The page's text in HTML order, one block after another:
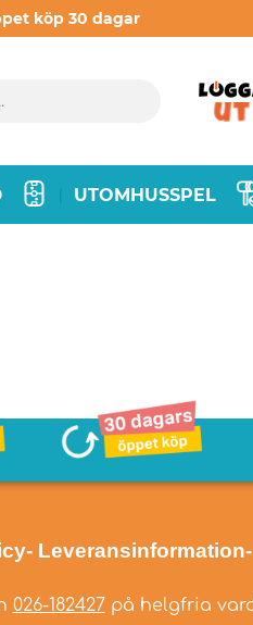
köp 30 dagar
UTOMHUSSPEL
- Leveransinformation
026-182427på helgfria